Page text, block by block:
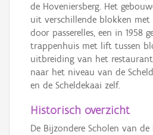
de Hoveniersberg. Het
uit verschillende blokken met
door passerelles, een in 1958
trappenhuis met lift tussen
uitbreiding van het
naar het niveau van de
en de Scheldekaai zelf.
Historisch overzicht
De Bijzondere Scholen van